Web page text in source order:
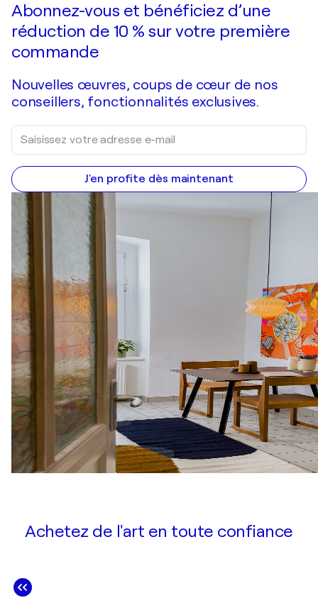
Abonnez-vous et bénéficiez d’une
réduction de 10 % sur votre première
commande
Nouvelles œuvres, coups de cœur de nos
conseillers, fonctionnalités exclusives.
J'en profite dès maintenant
Achetez de l'art en toute confiance